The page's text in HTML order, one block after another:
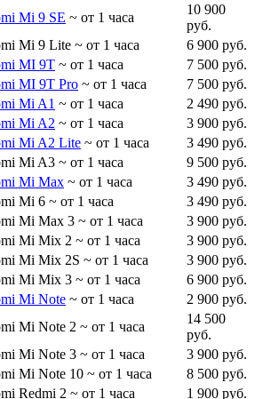
Mi 9 SE ~ от 1 часа
10 900
руб.
Mi 9 Lite ~ от 1 часа
6 900 руб.
MI 9T ~ от 1 часа
7 500 руб.
MI 9T Pro ~ от 1 часа
7 500 руб.
Mi A1 ~ от 1 часа
2 490 руб.
Mi A2 ~ от 1 часа
3 900 руб.
Mi A2 Lite ~ от 1 часа
3 490 руб.
Mi A3 ~ от 1 часа
9 500 руб.
Mi Max ~ от 1 часа
3 490 руб.
Mi 6 ~ от 1 часа
3 490 руб.
Mi Max 3 ~ от 1 часа
3 900 руб.
Mi Mix 2 ~ от 1 часа
3 900 руб.
Mi Mix 2S ~ от 1 часа
3 900 руб.
Mi Mix 3 ~ от 1 часа
6 900 руб.
Mi Note ~ от 1 часа
2 900 руб.
Mi Note 2 ~ от 1 часа
14 500
руб.
Mi Note 3 ~ от 1 часа
3 900 руб.
Mi Note 10 ~ от 1 часа
8 500 руб.
Redmi 2 ~ от 1 часа
1 900 руб.